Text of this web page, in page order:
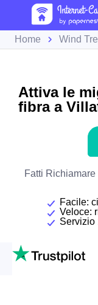
Home Wind Tre